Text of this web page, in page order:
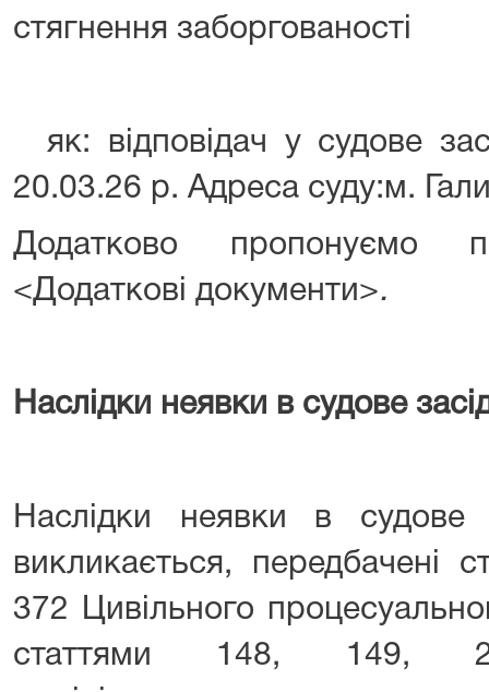
стягнення заборгованості
як: відповідач у судове
20.03.26 р. Адреса суду:м.
Додатково пропонуємо
<Додаткові документи>.
Наслідки неявки в судове
Наслідки неявки в судове
викликається, передбачені
372 Цивільного
статтями 148, 149,